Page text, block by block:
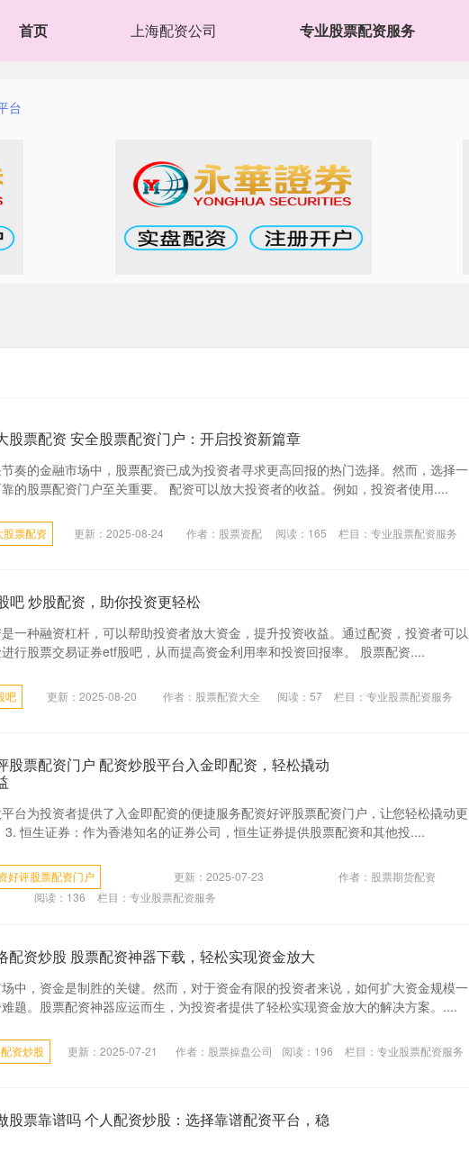
首页 上海配资公司 专业股票配资服务
台
股票配资 安全股票配资门户：开启投资新篇章
奏的金融市场中，股票配资已成为投资者寻求更高回报的热门选择。然而，选择一
的股票配资门户至关重要。 配资可以放大投资者的收益。例如，投资者使用....
股票配资 更新：2025-08-24 作者：股票资配 阅读： 165 栏目：专业股票配资服务
吧 炒股配资，助你投资更轻松
一种融资杠杆，可以帮助投资者放大资金，提升投资收益。通过配资，投资者可以
行股票交易证券etf股吧，从而提高资金利用率和投资回报率。 股票配资....
吧 更新：2025-08-20 作者：股票配资大全 阅读： 57 栏目： 专业股票配资服务
股票配资门户 配资炒股平台入金即配资，轻松撬动
台为投资者提供了入金即配资的便捷服务配资好评股票配资门户，让您轻松撬动更
3. 恒生证券：作为香港知名的证券公司，恒生证券提供股票配资和其他投....
好评股票配资门户 更新：2025-07-23
作者：股票期货配资
阅读： 136 栏目： 专业股票配资服务
配资炒股 股票配资神器下载，轻松实现资金放大
中，资金是制胜的关键。然而，对于资金有限的投资者来说，如何扩大资金规模一
题。股票配资神器应运而生，为投资者提供了轻松实现资金放大的解决方案。....
资炒股 更新：2025-07-21 作者：股票操盘公司 阅读： 196 栏目：专业股票配资服务
股票靠谱吗 个人配资炒股：选择靠谱配资平台，稳